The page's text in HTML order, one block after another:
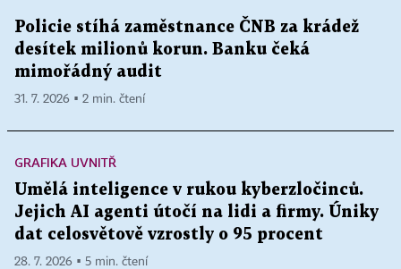
Policie stíhá zaměstnance ČNB za krádež
desítek milionů korun. Banku čeká
mimořádný audit
31. 7. 2026 ▪ 2 min. čtení
GRAFIKA UVNITŘ
Umělá inteligence v rukou kyberzločinců.
Jejich AI agenti útočí na lidi a firmy. Úniky
dat celosvětově vzrostly o 95 procent
28. 7. 2026 ▪ 5 min. čtení